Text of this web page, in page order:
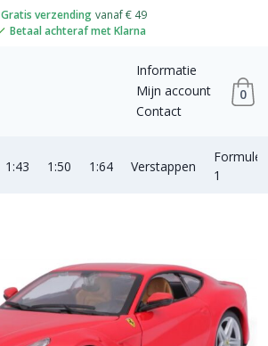
Gratis verzending vanaf € 49
Betaal achteraf met Klarna
Informatie
Mijn account
Contact
0
1:43 1:50 1:64 Verstappen
Formule
1